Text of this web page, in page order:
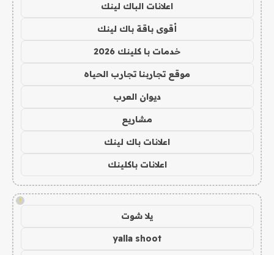
اعلانات الباك لينك
أقوى باقة باك لينك
خدمات با كلينك 2026
موقع تجاربنا تجارب الحياه
ديوان العرب
مشاريع
اعلانات باك لينك
اعلانات باكلينك
!
يلا شوت
yalla shoot